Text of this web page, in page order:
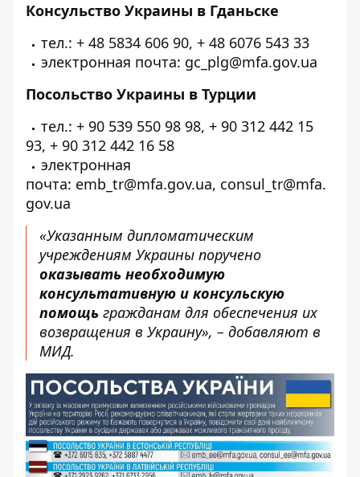
Консульство Украины в Гданьске
тел.: + 48 5834 606 90, + 48 6076 543 33
электронная почта: gc_plg@mfa.gov.ua
Посольство Украины в Турции
тел.: + 90 539 550 98 98, + 90 312 442 15
93, + 90 312 442 16 58
электронная
почта: emb_tr@mfa.gov.ua, consul_tr@mfa.
gov.ua
«Указанным дипломатическим
учреждениям Украины поручено
оказывать необходимую
консультативную и консульскую
помощь гражданам для обеспечения их
возвращения в Украину», – добавляют в
МИД.